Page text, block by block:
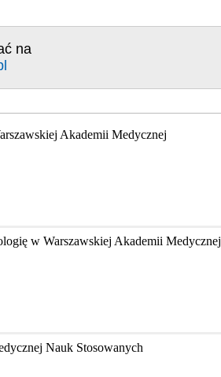
na
Akademii Medycznej
w Warszawskiej Akademii Medycznej
Nauk Stosowanych